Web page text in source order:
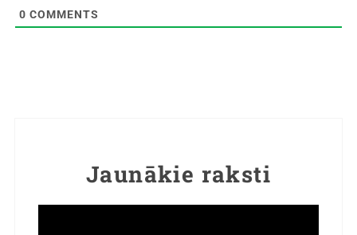
0 COMMENTS
Jaunākie raksti